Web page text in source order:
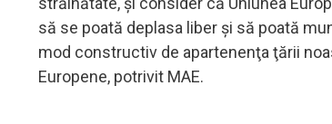
să se poată deplasa liber şi să poată
mod constructiv de apartenenţa ţării
Europene, potrivit MAE.